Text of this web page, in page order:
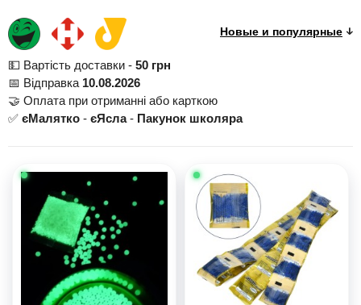
💵 Вартість доставки - 50 грн
📅 Відправка 10.08.2026
🤝 Оплата при отриманні або карткою
✅ єМалятко - єЯсла- Пакунок школяра